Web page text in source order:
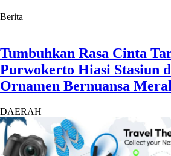
Berita
Tumbuhkan Rasa Cinta
Purwokerto Hiasi Stasiun
Ornamen Bernuansa
DAERAH